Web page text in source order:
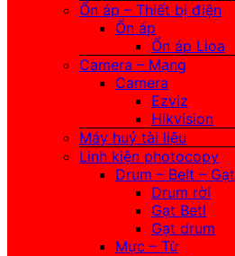
Ổn áp – Thiết bị điện
Ổn áp
Ổn áp Lioa
Camera – Mạng
Camera
Ezviz
Hikvision
Máy huỷ tài liệu
Linh kiện photocopy
Drum – Belt – Gạt
Drum rời
Gạt Betl
Gạt drum
Mực – Từ